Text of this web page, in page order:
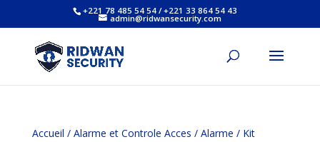
+221 78 485 54 54 / +221 33 864 54 43
admin@ridwansecurity.com
Accueil / Alarme et Controle Acces / Alarme / Kit